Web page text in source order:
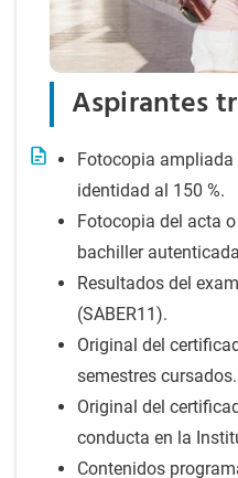
Aspirantes
Fotocopia
identidad al 150 %.
Fotocopia del acta
bachiller
Resultados del
(SABER11).
Original del
semestres cursados.
Original del
conducta en la
Contenidos